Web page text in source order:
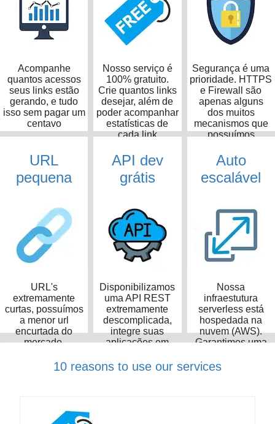
Acompanhe
quantos acessos
seus links estão
gerando, e tudo
isso sem pagar um
centavo
Nosso serviço é
100% gratuito.
Crie quantos links
desejar, além de
poder acompanhar
estatísticas de
cada link
Segurança é uma
prioridade. HTTPS
e Firewall são
apenas alguns
dos muitos
mecanismos que
possuímos
URL
pequena
URL's
extremamente
curtas, possuímos
a menor url
encurtada do
mercado,
14 caracteres
API dev
grátis
Disponibilizamos
uma API REST
extremamente
descomplicada,
integre suas
aplicações em
Auto
escalável
Nossa
infraestutura
serverless está
hospedada na
nuvem (AWS).
Garantimos uma
disponibilidade de
10 reasons to use our services